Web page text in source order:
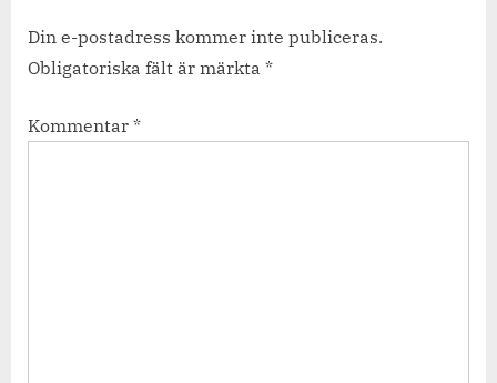
Din e-postadress kommer inte publiceras.
Obligatoriska fält är märkta *
Kommentar *